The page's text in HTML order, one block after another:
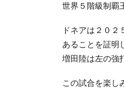
世界５階級制覇
ドネアは２０
あることを証明
増田陸は左の強
この試合を楽し